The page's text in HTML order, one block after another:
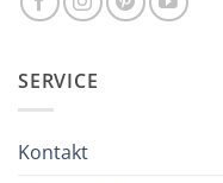
SERVICE
Kontakt